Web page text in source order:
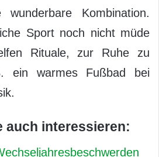
Kombination.
Sport noch nicht müde
Rituale, zur Ruhe zu
ein warmes Fußbad bei
auch interessieren: